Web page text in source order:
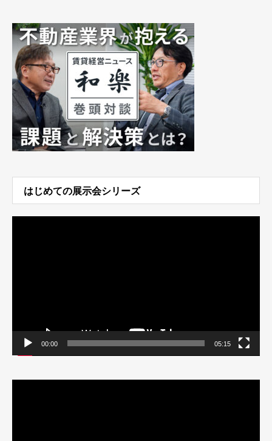
はじめての展示会シリーズ
00:00 05:15